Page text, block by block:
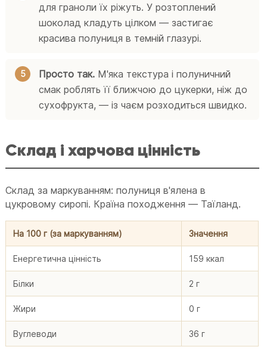
для граноли їх ріжуть. У розтоплений
шоколад кладуть цілком — застигає
красива полуниця в темній глазурі.
Просто так. М'яка текстура і полуничний
смак роблять її ближчою до цукерки, ніж до
сухофрукта, — із чаєм розходиться швидко.
Склад і харчова цінність
Склад за маркуванням: полуниця в'ялена в
цукровому сиропі. Країна походження — Таїланд.
На 100 г (за маркуванням) Значення
Енергетична цінність 159 ккал
Білки 2 г
Жири 0 г
Вуглеводи 36 г